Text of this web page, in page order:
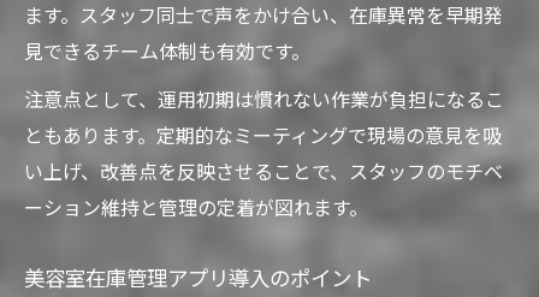
ます。スタッフ同士で声をかけ合い、在庫異常を早期発
見できるチーム体制も有効です。
注意点として、運用初期は慣れない作業が負担になるこ
ともあります。定期的なミーティングで現場の意見を吸
い上げ、改善点を反映させることで、スタッフのモチベ
ーション維持と管理の定着が図れます。
美容室在庫管理アプリ導入のポイント